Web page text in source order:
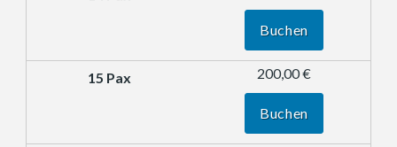
Buchen
200,00 €
Buchen